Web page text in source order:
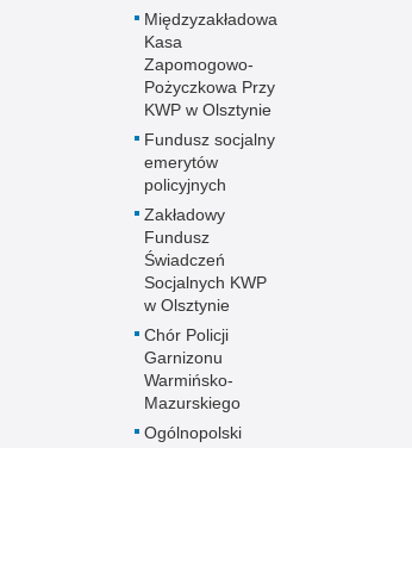
Międzyzakładowa
Kasa
Zapomogowo-
Pożyczkowa Przy
KWP w Olsztynie
Fundusz socjalny
emerytów
policyjnych
Zakładowy
Fundusz
Świadczeń
Socjalnych KWP
w Olsztynie
Chór Policji
Garnizonu
Warmińsko-
Mazurskiego
Ogólnopolski